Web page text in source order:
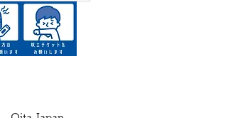
。めくっ
切な部分